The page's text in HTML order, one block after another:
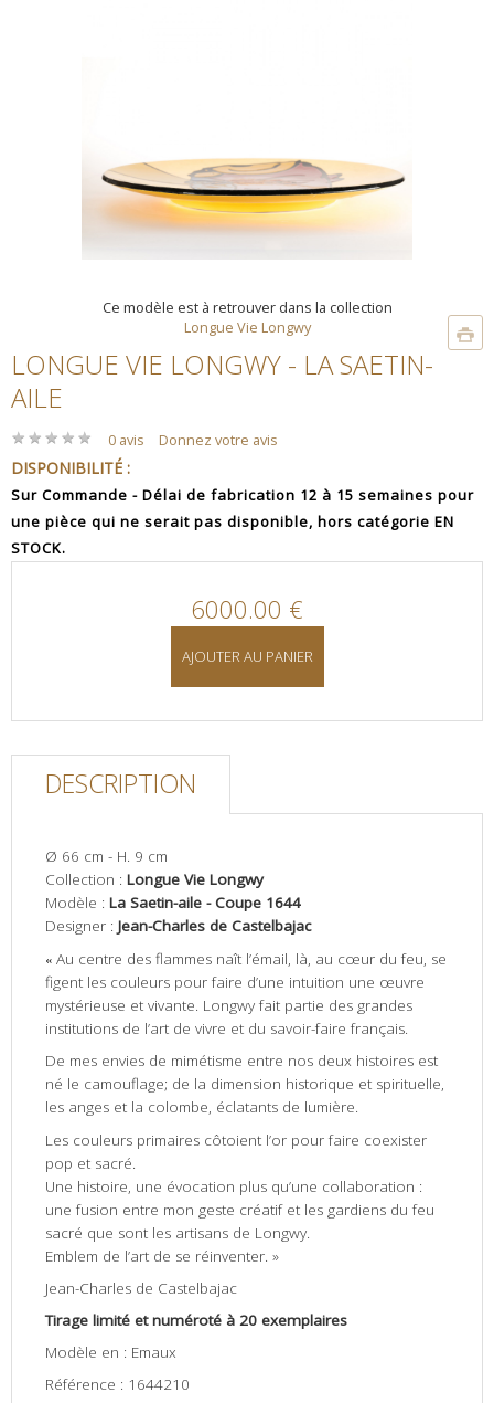
Ce modèle est à retrouver dans la collection
Longue Vie Longwy
LONGUE VIE LONGWY - LA SAETIN-
AILE
★ ★ ★ ★ ★
★ ★ ★ ★ ★ 0 avis Donnez votre avis
DISPONIBILITÉ :
Sur Commande - Délai de fabrication 12 à 15 semaines pour
une pièce qui ne serait pas disponible, hors catégorie EN
STOCK.
6000.00 €
AJOUTER AU PANIER
DESCRIPTION
Ø 66 cm - H. 9 cm
Collection : Longue Vie Longwy
Modèle : La Saetin-aile - Coupe 1644
Designer : Jean-Charles de Castelbajac
« Au centre des flammes naît l’émail, là, au cœur du feu, se
figent les couleurs pour faire d’une intuition une œuvre
mystérieuse et vivante. Longwy fait partie des grandes
institutions de l’art de vivre et du savoir-faire français.
De mes envies de mimétisme entre nos deux histoires est
né le camouflage; de la dimension historique et spirituelle,
les anges et la colombe, éclatants de lumière.
Les couleurs primaires côtoient l’or pour faire coexister
pop et sacré.
Une histoire, une évocation plus qu’une collaboration :
une fusion entre mon geste créatif et les gardiens du feu
sacré que sont les artisans de Longwy.
Emblem de l’art de se réinventer. »
Jean-Charles de Castelbajac
Tirage limité et numéroté à 20 exemplaires
Modèle en : Emaux
Référence : 1644210